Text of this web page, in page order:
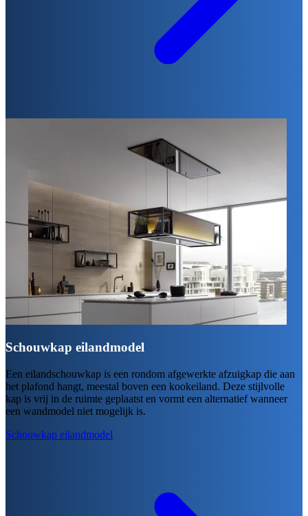
Schouwkap eilandmodel
Een eilandschouwkap is een rondom afgewerkte afzuigkap die aan
het plafond hangt, meestal boven een kookeiland. Deze stijlvolle
kap is vrij in de ruimte geplaatst en vormt een alternatief wanneer
een wandmodel niet mogelijk is.
Schouwkap eilandmodel